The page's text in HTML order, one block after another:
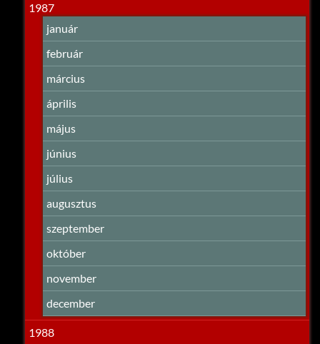
1987
január
február
március
április
május
június
július
augusztus
szeptember
október
november
december
1988